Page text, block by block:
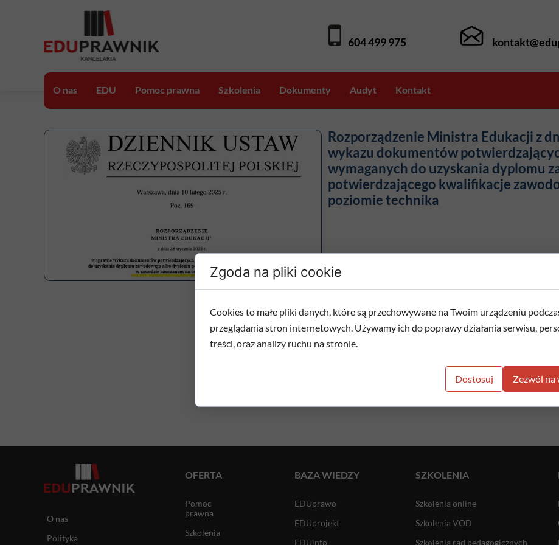
Rozporządzenie Ministra Edukacji z
wykazu dokumentów
wymaganych do uzyskania dyplomu
potwierdzającego kwalifikacje
poziomie technika
Data wejścia w życie:
604 499 975
O nas EDU
EDUprojekt
Pomoc prawna
Opinie prawne
Konsultacje prawne
Szkolenia
Szkolenia VOD
Szkolenia rad pedagogicznych
Dokumenty Audyt Kontakt
O nas
Polityka
BAZA WIEDZY
EDUprawo
EDUprojekt
EDUinfo
OFERTA
Pomoc
prawna
Szkolenia
SZKOLENIA
Szkolenia online
Szkolenia VOD
Szkolenia rad pedagogicznych
Zgoda na pliki cookie
Cookies to małe pliki danych, które są przechowywane na Twoim urządzeniu
przeglądania stron internetowych. Używamy ich do poprawy działania serwisu,
treści, oraz analizy ruchu na stronie.
Dostosuj Zezwól na